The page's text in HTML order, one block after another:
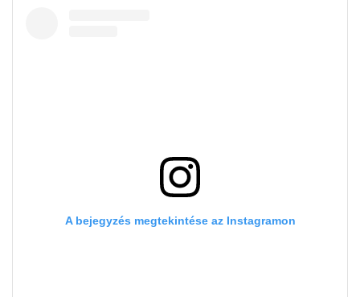
A bejegyzés megtekintése az Instagramon